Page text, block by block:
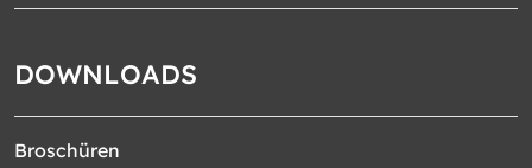
DOWNLOADS
Broschüren